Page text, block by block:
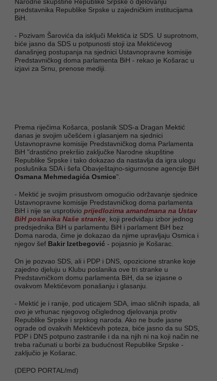
predstavnika Republike Srpske u zajedničkim institucijama
BiH.
- Pozivam Šarovića da isključi Mektića iz SDS. U suprotnom,
biće jasno da SDS u potpunosti stoji iza Mektićevog
današnjeg postupanja na sjednici Ustavnopravne komisije
Predstavničkog doma parlamenta BiH - rekao je Košarac u
izjavi za Srnu, prenose mediji.
Prema riječima Košarca, poslanik SDS-a Dragan Mektić
danas je svojim učešćem i glasanjem na sjednici
Ustavnopravne komisije Predstavničkog doma Parlamenta
BiH "drastično prekršio zaključke Narodne skupštine
Republike Srpske i tako dokazao da nastavlja da igra ulogu
poslušnika SDA i šefa Obavještajno-sigurnosne agencije BiH
Osmana Mehmedagića Osmice".
- Mektić je svojim prisustvom omogućio održavanje sjednice
Ustavnopravne komisije Predstavničkog doma parlamenta
BiH i nije se usprotivio prijedlozima amandmana na Ustav
BiH poslanika Naše stranke , koji predviđaju izbor jednog
predsjednika BiH u parlamentu BiH i parlament BiH bez
Doma naroda, čime je dokazao da njime upravljaju Osmica i
njegov šef Bakir Izetbegović - pojasnio je Košarac.
On je pozvao SDS, ali i PDP i DNS, opozicione stranke koje
zajedno djeluju u Klubu poslanika ove tri stranke u
Predstavničkom domu parlamenta BiH, da se izjasne o
ovakvom Mektićevom ponašanju i glasanju.
- Mektić je i ranije, pod uticajem SDA, imao sličnih ispada, ali
ovo je vrhunac njegovog očiglednog djelovanja protiv
Republike Srpske i srpskog naroda. Ako ne bude jasne
ograde od ovakvih Mektićevih poteza, biće jasno da su SDS,
PDP i DNS potpuno zastranile i da na njih ni na koji način ne
treba računati u borbi za budućnost Republike Srpske -
zaključio je Košarac.
(DEPO PORTAL/md)